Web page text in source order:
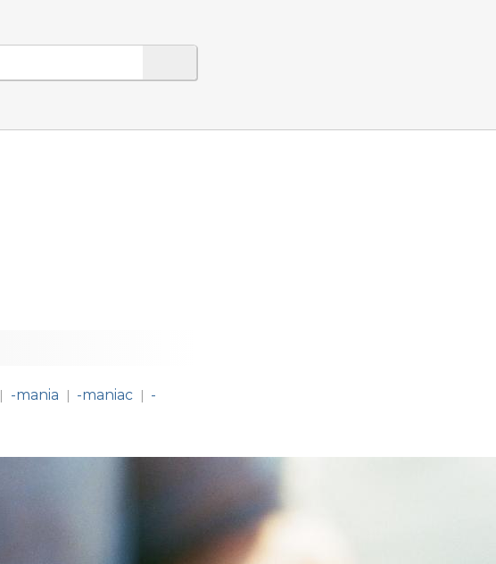
| -mania | -maniac | -